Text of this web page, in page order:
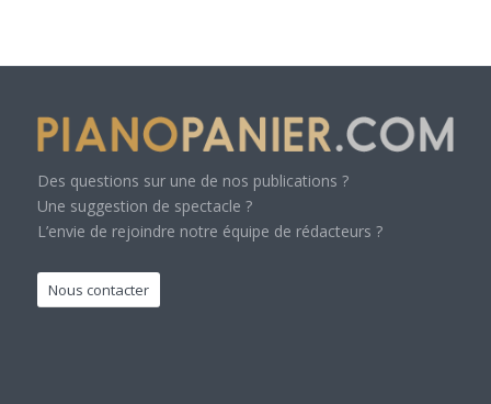
Des questions sur une de nos publications ?
Une suggestion de spectacle ?
L’envie de rejoindre notre équipe de rédacteurs ?
Nous contacter